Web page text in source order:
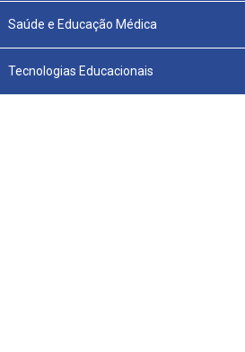
Saúde e Educação Médica
Tecnologias Educacionais